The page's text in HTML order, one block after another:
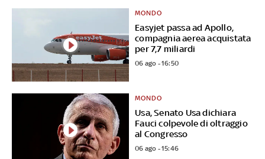
Easyjet passa ad Apollo,
compagnia aerea acquistata
per 7,7 miliardi
MONDO
06 ago - 16:50
Usa, Senato Usa dichiara
Fauci colpevole di oltraggio
al Congresso
MONDO
06 ago - 15:46